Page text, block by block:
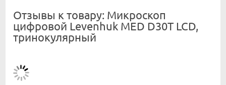
Отзывы к товару: Микроскоп
цифровой Levenhuk MED D30T LCD,
тринокулярный